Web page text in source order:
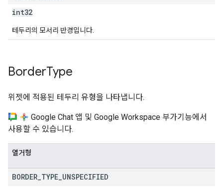
int32
테두리의 모서리 반경입니다.
BorderType
위젯에 적용된 테두리 유형을 나타냅니다.
Google Chat 앱 및 Google Workspace 부가기능에서
사용할 수 있습니다.
열거형
BORDER TYPE UNSPECIFIED